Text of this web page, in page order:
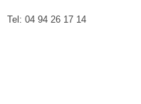
Tel: 04 94 26 17 14